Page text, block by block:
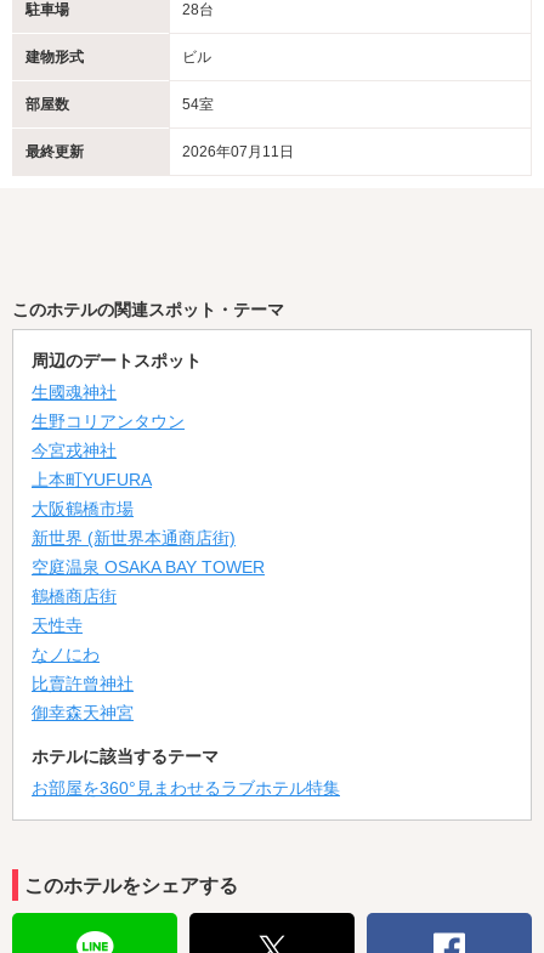
駐車場 28台
建物形式 ビル
部屋数 54室
最終更新 2026年07月11日
このホテルの関連スポット・テーマ
周辺のデートスポット
生國魂神社
生野コリアンタウン
今宮戎神社
上本町YUFURA
大阪鶴橋市場
新世界 (新世界本通商店街)
空庭温泉 OSAKA BAY TOWER
鶴橋商店街
天性寺
なノにわ
比賣許曾神社
御幸森天神宮
ホテルに該当するテーマ
お部屋を360°見まわせるラブホテル特集
このホテルをシェアする